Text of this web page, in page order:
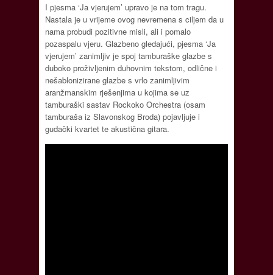
I pjesma ‘Ja vjerujem’ upravo je na tom tragu.
Nastala je u vrijeme ovog nevremena s ciljem da u
nama probudi pozitivne misli, ali i pomalo
pozaspalu vjeru. Glazbeno gledajući, pjesma ‘Ja
vjerujem’ zanimljiv je spoj tamburaške glazbe s
duboko proživljenim duhovnim tekstom, odlične i
nešablonizirane glazbe s vrlo zanimljivim
aranžmanskim rješenjima u kojima se uz
tamburaški sastav Rockoko Orchestra (osam
tamburaša iz Slavonskog Broda) pojavljuje i
gudački kvartet te akustična gitara.